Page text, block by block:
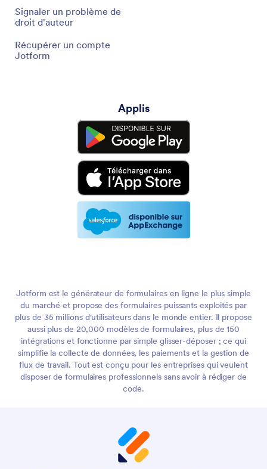
Signaler un problème de
droit d'auteur
Récupérer un compte
Jotform
Applis
Jotform est le générateur de formulaires en ligne le plus simple
du marché et propose des formulaires puissants exploités par
plus de 35 millions d'utilisateurs dans le monde entier. Il propose
aussi plus de 20,000 modèles de formulaires, plus de 150
intégrations et fonctionne par simple glisser-déposer ; ce qui
simplifie la collecte de données, les paiements et la gestion de
flux de travail. Tout est conçu pour les entreprises qui veulent
disposer de formulaires professionnels sans avoir à rédiger de
code.